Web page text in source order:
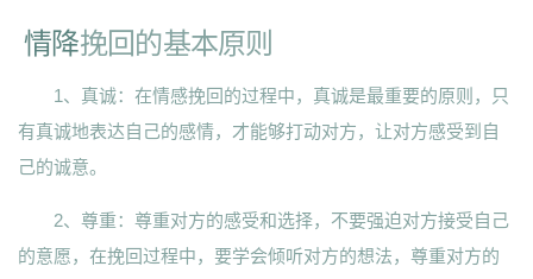
情降挽回的基本原则
1、真诚：在情感挽回的过程中，真诚是最重要的原则，只
有真诚地表达自己的感情，才能够打动对方，让对方感受到自
己的诚意。
2、尊重：尊重对方的感受和选择，不要强迫对方接受自己
的意愿，在挽回过程中，要学会倾听对方的想法，尊重对方的